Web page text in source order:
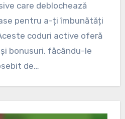
care deblochează
pentru a-ți îmbunătăți
coduri active oferă
bonusuri, făcându-le
de…